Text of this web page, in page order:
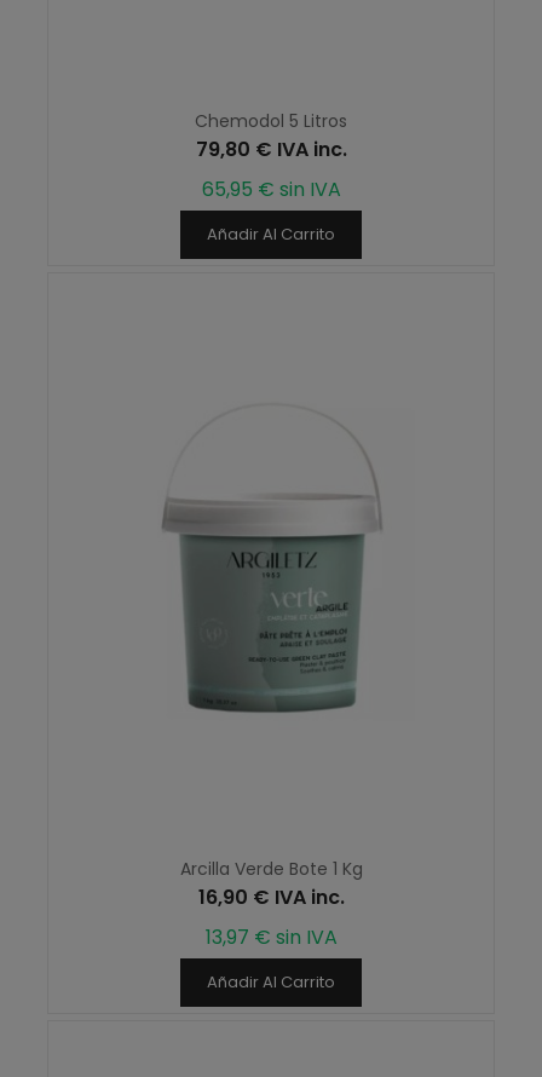
Chemodol 5 Litros
79,80 € IVA inc.
65,95 € sin IVA
Añadir Al Carrito
Arcilla Verde Bote 1 Kg
16,90 € IVA inc.
13,97 € sin IVA
Añadir Al Carrito